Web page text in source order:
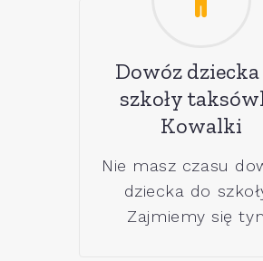
Dowóz
szkoły
Kowalki
Nie masz czasu
dziecka do
Zajmiemy się